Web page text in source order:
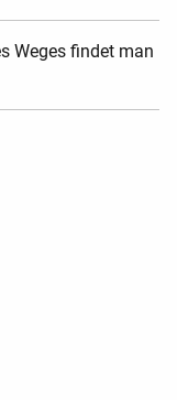
Weges findet man